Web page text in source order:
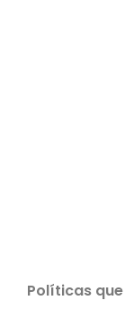
Políticas